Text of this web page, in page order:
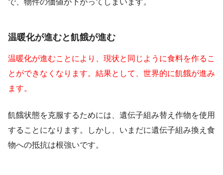
温暖化が進むと飢餓が進む
温暖化が進むことにより、現状と同じように食料を作るこ
とができなくなります。結果として、世界的に飢餓が進み
ます。
飢餓状態を克服するためには、遺伝子組み替え作物を使用
することになります。しかし、いまだに遺伝子組み換え食
物への抵抗は根強いです。